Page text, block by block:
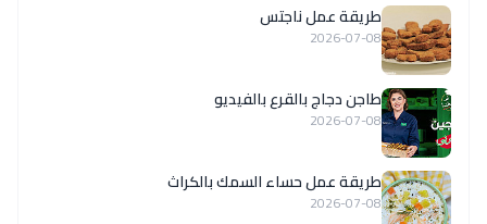
طريقة عمل ناجتس
2026-07-08
طاجن دجاج بالقرع بالفيديو
2026-07-08
طريقة عمل حساء السمك بالكراث
2026-07-08